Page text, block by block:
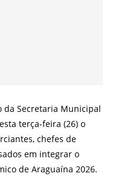
da Secretaria Municipal
terça-feira (26) o
chefes de
em integrar o
de Araguaína 2026.